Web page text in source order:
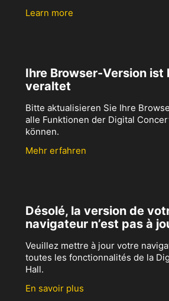
Learn more
Ihre Browser-Version ist
veraltet
Bitte aktualisieren Sie Ihre
alle Funktionen der Digital
können.
Mehr erfahren
Désolé, la version de
navigateur n’est pas à
Veuillez mettre à jour votre
toutes les fonctionnalités de la
Hall.
En savoir plus